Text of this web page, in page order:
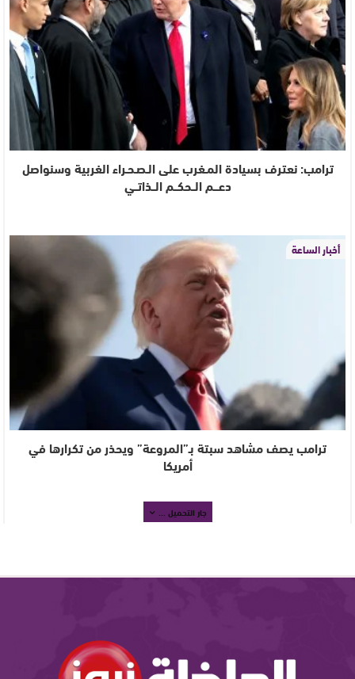
ترامب: نعترف بسيادة المـغرب على الـصـحـراء الغربية وسنواصل
دعـــم الــحكــم الــذاتــي
أخبار الساعة
ترامب يصف مشاهد سبتة بـ”المروعة” ويحذر من تكرارها في
أمريكا
جار التحميل ...